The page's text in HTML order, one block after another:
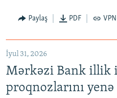
Paylaş PDF
İyul 31, 2026
Mərkəzi Bank illik
proqnozlarını yenə